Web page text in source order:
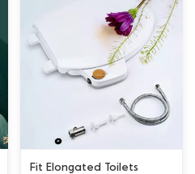
Fit Elongated Toilets